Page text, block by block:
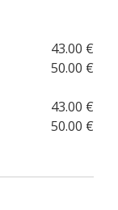
43.00 €
50.00 €
43.00 €
50.00 €